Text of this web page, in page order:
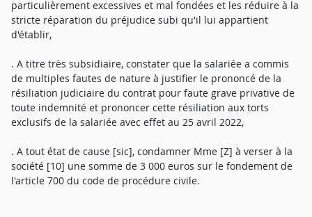
particulièrement excessives et mal fondées et les réduire à la
stricte réparation du préjudice subi qu'il lui appartient
d'établir,
. A titre très subsidiaire, constater que la salariée a commis
de multiples fautes de nature à justifier le prononcé de la
résiliation judiciaire du contrat pour faute grave privative de
toute indemnité et prononcer cette résiliation aux torts
exclusifs de la salariée avec effet au 25 avril 2022,
. A tout état de cause [sic], condamner Mme [Z] à verser à la
société [10] une somme de 3 000 euros sur le fondement de
l'article 700 du code de procédure civile.